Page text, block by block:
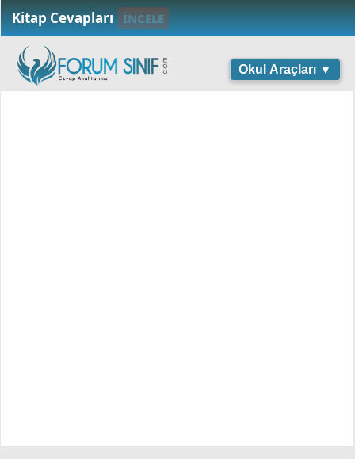
Kitap Cevapları İNCELE
Okul Araçları ▼